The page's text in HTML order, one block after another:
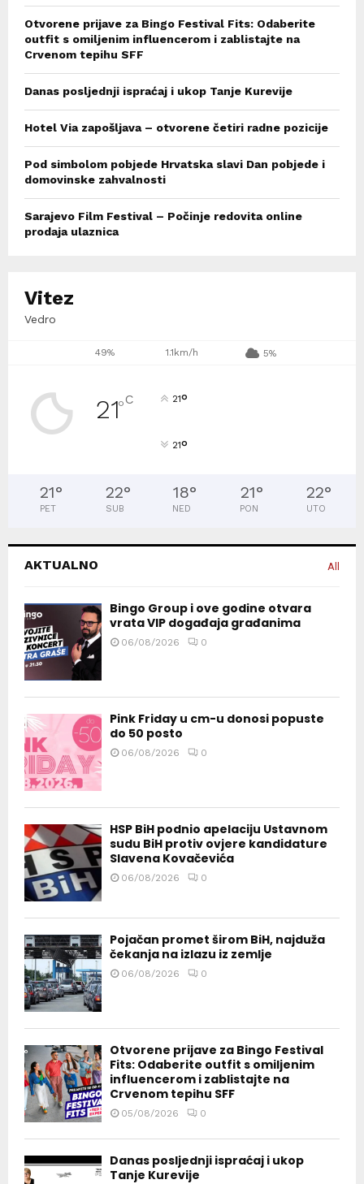
Otvorene prijave za Bingo Festival Fits: Odaberite
outfit s omiljenim influencerom i zablistajte na
Crvenom tepihu SFF
Danas posljednji ispraćaj i ukop Tanje Kurevije
Hotel Via zapošljava – otvorene četiri radne pozicije
Pod simbolom pobjede Hrvatska slavi Dan pobjede i
domovinske zahvalnosti
Sarajevo Film Festival – Počinje redovita online
prodaja ulaznica
Vitez
Vedro
49% 1.1km/h 5%
21°C 21°
21°
21°
PET
22°
SUB
18°
NED
21°
PON
22°
UTO
AKTUALNO All
Bingo Group i ove godine otvara
vrata VIP događaja građanima
06/08/2026 0
Pink Friday u cm-u donosi popuste
do 50 posto
06/08/2026 0
HSP BiH podnio apelaciju Ustavnom
sudu BiH protiv ovjere kandidature
Slavena Kovačevića
06/08/2026 0
Pojačan promet širom BiH, najduža
čekanja na izlazu iz zemlje
06/08/2026 0
Otvorene prijave za Bingo Festival
Fits: Odaberite outfit s omiljenim
influencerom i zablistajte na
Crvenom tepihu SFF
05/08/2026 0
Danas posljednji ispraćaj i ukop
Tanje Kurevije